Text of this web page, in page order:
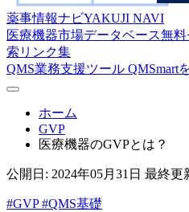
薬事情報ナビYAKUJI NAVI
医療機器市場データベース無料
索 リンク集
QMS業務支援ツール QMSmart
ホーム
GVP
医療機器のGVPとは？
公開日: 2024年05月31日 最終更
#GVP#QMS基礎